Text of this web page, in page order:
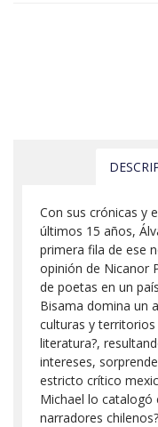
Con sus crónicas y
últimos 15 años,
primera fila de ese
opinión de Nicanor
de poetas en un
Bisama domina un
culturas y territorios
literatura?,
intereses,
estricto crítico
Michael lo catalogó
narradores